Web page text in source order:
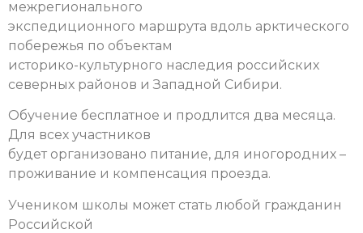
межрегионального
экспедиционного маршрута вдоль арктического
побережья по объектам
историко-культурного наследия российских
северных районов и Западной Сибири.
Обучение бесплатное и продлится два месяца.
Для всех участников
будет организовано питание, для иногородних –
проживание и компенсация проезда.
Учеником школы может стать любой гражданин
Российской